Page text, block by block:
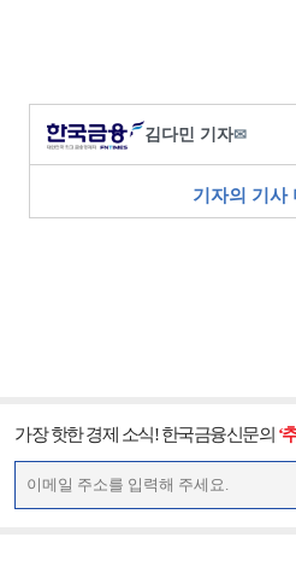
김다민 기자✉
기자의 기사
가장 핫한 경제 소식! 한국금융신문의 ‘